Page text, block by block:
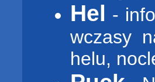
Hel -
wczasy
helu,